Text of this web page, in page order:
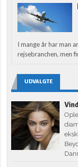
I mange år har man
rejsebranchen, men
UDVALGTE